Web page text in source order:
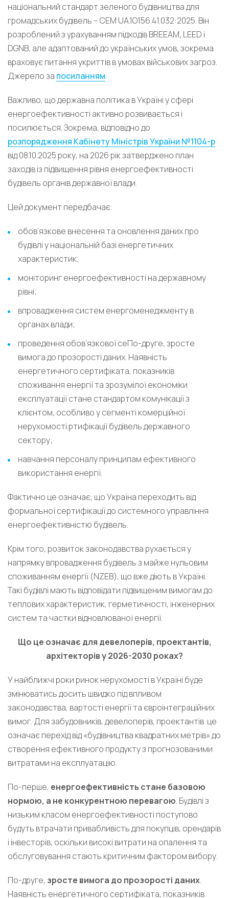
національний стандарт зеленого будівництва для
громадських будівель – СЕМ UA.1О156.41.032:2025. Він
розроблений з урахуванням підходів BREEAM, LEED і
DGNB, але адаптований до українських умов, зокрема
враховує питання укриттів в умовах військових загроз.
Джерело за посиланням.
Важливо, що державна політика в Україні у сфері
енергоефективності активно розвивається і
посилюється. Зокрема, відповідно до
розпорядження Кабінету Міністрів України №1104-р
від 08.10.2025 року, на 2026 рік затверджено план
заходів із підвищення рівня енергоефективності
будівель органів державної влади.
Цей документ передбачає:
обов’язкове внесення та оновлення даних про
будівлі у національній базі енергетичних
характеристик;
моніторинг енергоефективності на державному
рівні;
впровадження систем енергоменеджменту в
органах влади;
проведення обов’язкової сеПо-друге, зросте
вимога до прозорості даних. Наявність
енергетичного сертифіката, показників
споживання енергії та зрозумілої економіки
експлуатації стане стандартом комунікації з
клієнтом, особливо у сегменті комерційної
нерухомості.ртифікації будівель державного
сектору;
навчання персоналу принципам ефективного
використання енергії.
Фактично це означає, що Україна переходить від
формальної сертифікації до системного управління
енергоефективністю будівель.
Крім того, розвиток законодавства рухається у
напрямку впровадження будівель з майже нульовим
споживанням енергії (NZEB), що вже діють в Україні.
Такі будівлі мають відповідати підвищеним вимогам до
теплових характеристик, герметичності, інженерних
систем та частки відновлюваної енергії.
Що це означає для девелоперів, проектантів,
архітекторів у 2026-2030 роках?
У найближчі роки ринок нерухомості в Україні буде
змінюватись досить швидко під впливом
законодавства, вартості енергії та євроінтеграційних
вимог. Для забудовників, девелоперів, проектантів це
означає перехід від «будівництва квадратних метрів» до
створення ефективного продукту з прогнозованими
витратами на експлуатацію.
По-перше, енергоефективність стане базовою
нормою, а не конкурентною перевагою. Будівлі з
низьким класом енергоефективності поступово
будуть втрачати привабливість для покупців, орендарів
і інвесторів, оскільки високі витрати на опалення та
обслуговування стають критичним фактором вибору.
По-друге, зросте вимога до прозорості даних.
Наявність енергетичного сертифіката, показників